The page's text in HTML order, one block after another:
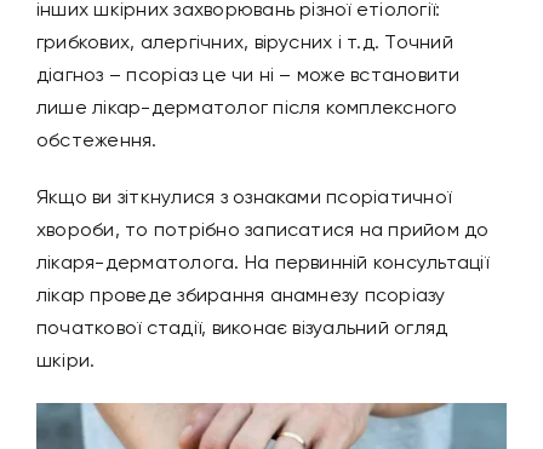
інших шкірних захворювань різної етіології:
грибкових, алергічних, вірусних і т.д. Точний
діагноз – псоріаз це чи ні – може встановити
лишелікар-дерматолог після комплексного
обстеження.
Якщо ви зіткнулися з ознаками псоріатичної
хвороби, то потрібно записатися на прийом до
лікаря-дерматолога. На первинній консультації
лікар проведе збирання анамнезу псоріазу
початкової стадії, виконає візуальний огляд
шкіри.